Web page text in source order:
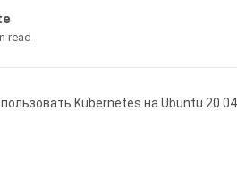
read